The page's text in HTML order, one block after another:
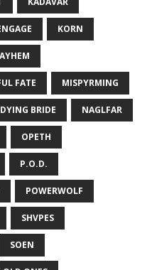
KORN
FATE MISPYRMING
BRIDE NAGLFAR
OPETH
P.O.D.
POWERWOLF
SHVPES
SOEN